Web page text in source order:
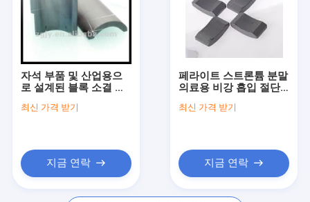
VR 전시회
회사 소개
공장 여행
영구적 페라이트 마그넷
자석 부품 및 산업용으
로 설계된 블록 소결 페
에서 검은색, 잔류 자속
최신 가격 받기
지금 연락
페라이트 스트론튬 분말
의료용 비강 흡입 절단
용 전동 드릴 ISO9001
최신 가격 받기
지금 연락